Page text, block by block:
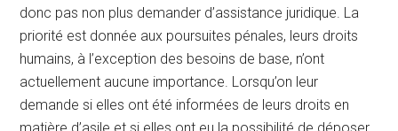
donc pas non plus demander d’assistance juridique. La
priorité est donnée aux poursuites pénales, leurs droits
humains, à l’exception des besoins de base, n’ont
actuellement aucune importance. Lorsqu’on leur
demande si elles ont été informées de leurs droits en